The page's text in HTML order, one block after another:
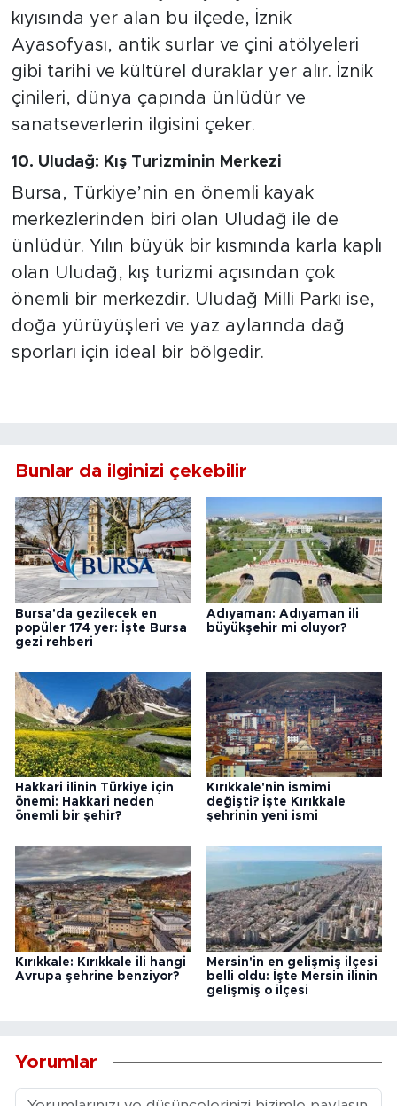
kıyısında yer alan bu ilçede, İznik
Ayasofyası, antik surlar ve çini atölyeleri
gibi tarihi ve kültürel duraklar yer alır. İznik
çinileri, dünya çapında ünlüdür ve
sanatseverlerin ilgisini çeker.
10. Uludağ: Kış Turizminin Merkezi
Bursa, Türkiye’nin en önemli kayak
merkezlerinden biri olan Uludağ ile de
ünlüdür. Yılın büyük bir kısmında karla kaplı
olan Uludağ, kış turizmi açısından çok
önemli bir merkezdir. Uludağ Milli Parkı ise,
doğa yürüyüşleri ve yaz aylarında dağ
sporları için ideal bir bölgedir.
Bunlar da ilginizi çekebilir
Bursa'da gezilecek en
popüler 174 yer: İşte Bursa
gezi rehberi
Adıyaman: Adıyaman ili
büyükşehir mi oluyor?
Hakkari ilinin Türkiye için
önemi: Hakkari neden
önemli bir şehir?
Kırıkkale'nin ismimi
değişti? İşte Kırıkkale
şehrinin yeni ismi
Kırıkkale: Kırıkkale ili hangi
Avrupa şehrine benziyor?
Mersin'in en gelişmiş ilçesi
belli oldu: İşte Mersin ilinin
gelişmiş o ilçesi
Yorumlar